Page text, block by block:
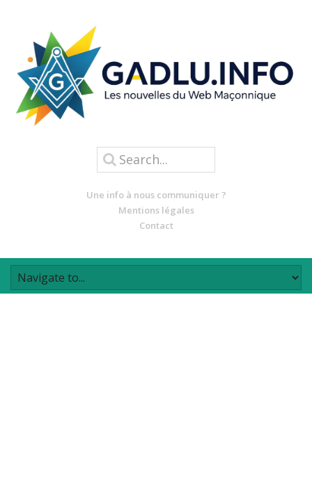
Une info à nous communiquer ?
Mentions légales
Contact